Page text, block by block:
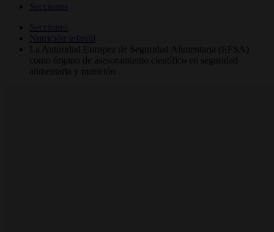
Secciones
Secciones
Nutrición infantil
La Autoridad Europea de Seguridad Alimentaria (EFSA)
como órgano de asesoramiento científico en seguridad
alimentaria y nutrición